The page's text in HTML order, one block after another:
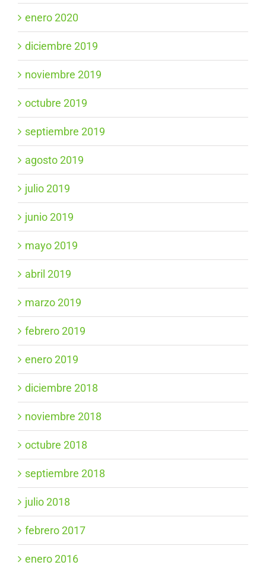
enero 2020
diciembre 2019
noviembre 2019
octubre 2019
septiembre 2019
agosto 2019
julio 2019
junio 2019
mayo 2019
abril 2019
marzo 2019
febrero 2019
enero 2019
diciembre 2018
noviembre 2018
octubre 2018
septiembre 2018
julio 2018
febrero 2017
enero 2016